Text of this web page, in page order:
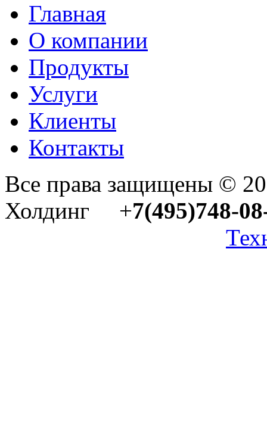
Главная
О компании
Продукты
Услуги
Клиенты
Контакты
Все права защищены ©
Холдинг +7(495)748-